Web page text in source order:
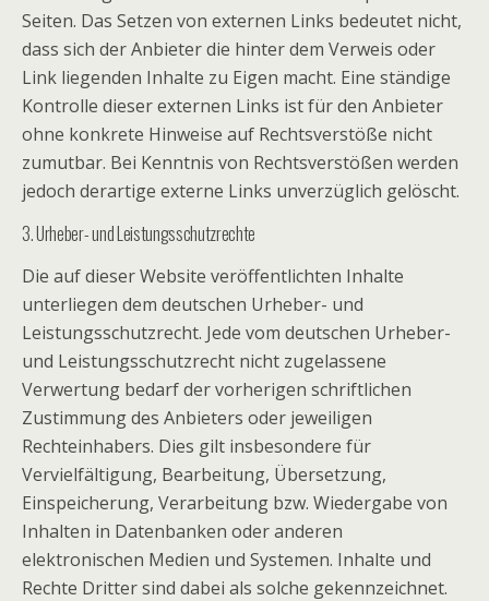
Seiten. Das Setzen von externen Links bedeutet nicht,
dass sich der Anbieter die hinter dem Verweis oder
Link liegenden Inhalte zu Eigen macht. Eine ständige
Kontrolle dieser externen Links ist für den Anbieter
ohne konkrete Hinweise auf Rechtsverstöße nicht
zumutbar. Bei Kenntnis von Rechtsverstößen werden
jedoch derartige externe Links unverzüglich gelöscht.
3. Urheber- und Leistungsschutzrechte
Die auf dieser Website veröffentlichten Inhalte
unterliegen dem deutschen Urheber- und
Leistungsschutzrecht. Jede vom deutschen Urheber-
und Leistungsschutzrecht nicht zugelassene
Verwertung bedarf der vorherigen schriftlichen
Zustimmung des Anbieters oder jeweiligen
Rechteinhabers. Dies gilt insbesondere für
Vervielfältigung, Bearbeitung, Übersetzung,
Einspeicherung, Verarbeitung bzw. Wiedergabe von
Inhalten in Datenbanken oder anderen
elektronischen Medien und Systemen. Inhalte und
Rechte Dritter sind dabei als solche gekennzeichnet.